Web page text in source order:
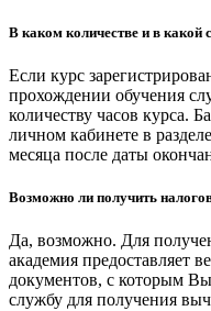
В каком количестве и в
Если курс
прохождении обучения
количеству часов курса.
личном кабинете в
месяца после даты
Возможно ли получить
Да, возможно. Для
академия предоставляет
документов, с которым
службу для получения